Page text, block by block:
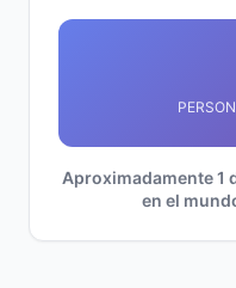
Aproximadamente 1
en el